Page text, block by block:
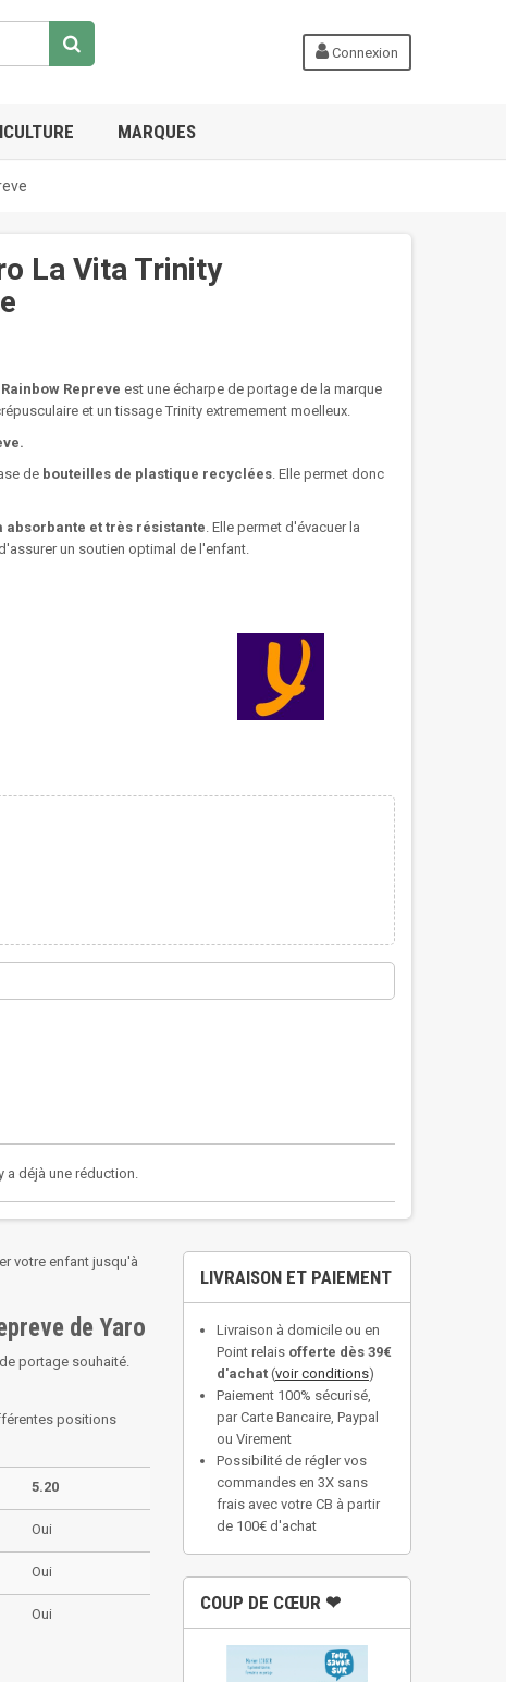
Connexion
MARQUES
La Vita Trinity
Repreve est une écharpe de portage de la marque
et un tissage Trinity extremement moelleux.
de bouteilles de plastique recyclées. Elle permet donc
absorbante et très résistante. Elle permet d'évacuer la
un soutien optimal de l'enfant.
a déjà une réduction.
votre enfant jusqu'à
de Yaro
portage souhaité.
positions
5.20
Oui
Oui
Oui
LIVRAISON ET PAIEMENT
Livraison à domicile ou en
Point relais offerte dès 39€
d'achat (voir conditions)
Paiement 100% sécurisé,
par Carte Bancaire, Paypal
ou Virement
Possibilité de régler vos
commandes en 3X sans
frais avec votre CB à partir
de 100€ d'achat
COUP DE CŒUR ❤